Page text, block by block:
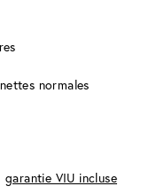
normales
garantie VIU incluse